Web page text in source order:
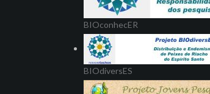
BIOconhecER
BIOdiversES